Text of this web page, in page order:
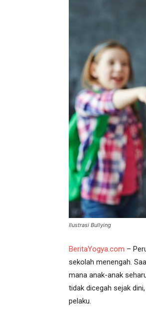
Ilustrasi Bullying
BeritaYogya.com –
sekolah menengah.
mana anak-anak
tidak dicegah sejak
pelaku.